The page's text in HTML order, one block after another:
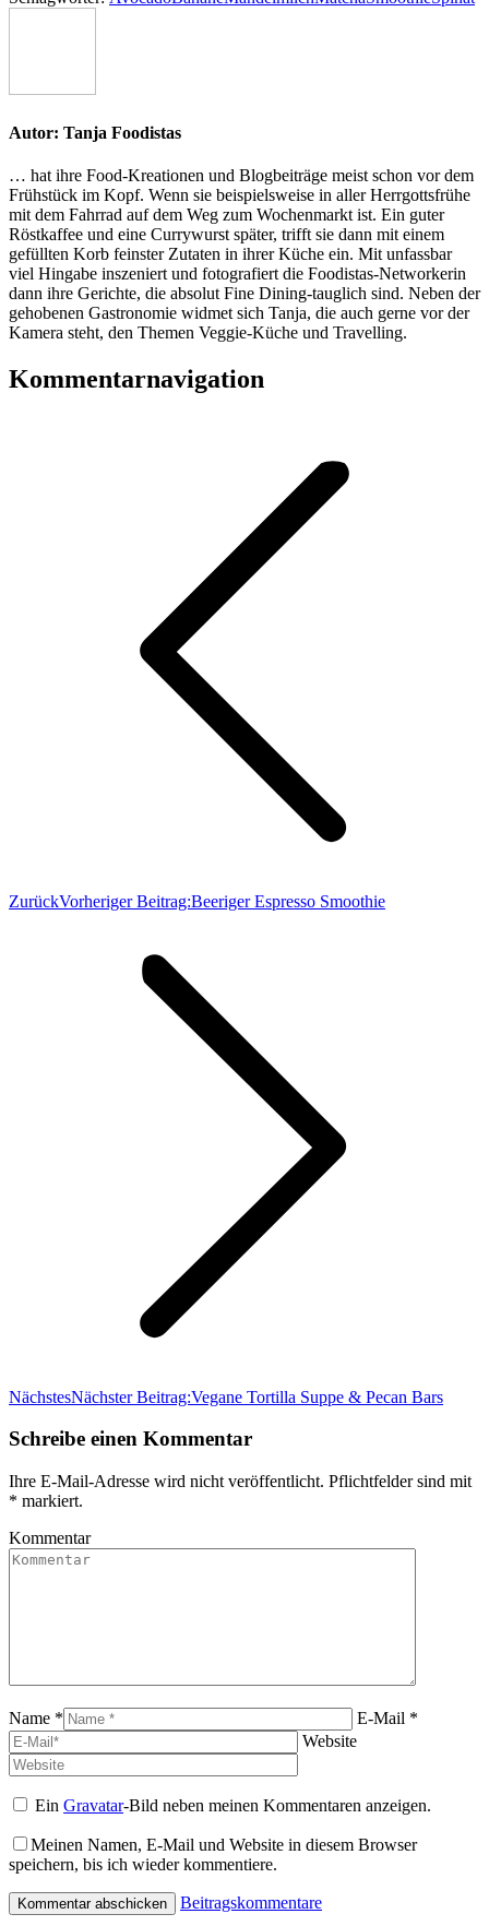
Autor: Tanja Foodistas
… hat ihre Food-Kreationen und Blogbeiträge meist schon vor dem
Frühstück im Kopf. Wenn sie beispielsweise in aller Herrgottsfrühe
mit dem Fahrrad auf dem Weg zum Wochenmarkt ist. Ein guter
Röstkaffee und eine Currywurst später, trifft sie dann mit einem
gefüllten Korb feinster Zutaten in ihrer Küche ein. Mit unfassbar
viel Hingabe inszeniert und fotografiert die Foodistas-Networkerin
dann ihre Gerichte, die absolut Fine Dining-tauglich sind. Neben der
gehobenen Gastronomie widmet sich Tanja, die auch gerne vor der
Kamera steht, den Themen Veggie-Küche und Travelling.
Kommentarnavigation
ZurückVorheriger Beitrag:Beeriger Espresso Smoothie
NächstesNächster Beitrag:Vegane Tortilla Suppe & Pecan Bars
Schreibe einen Kommentar
Ihre E-Mail-Adresse wird nicht veröffentlicht. Pflichtfelder sind mit
* markiert.
Kommentar
Name *
E-Mail *
Website
EinGravatar-Bild neben meinen Kommentaren anzeigen.
Meinen Namen, E-Mail und Website in diesem Browser
speichern, bis ich wieder kommentiere.
Beitragskommentare